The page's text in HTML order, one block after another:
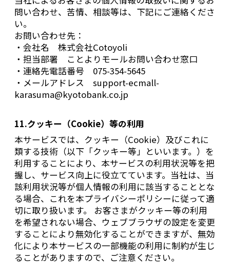
問い合わせ、苦情、相談等は、下記にご連絡くださ
い。
お問い合わせ先：
・会社名 株式会社Cotoyoli
・担当部署 ことよりモールお問い合わせ窓口
・連絡先電話番号 075-354-5645
・メールアドレス support-ecmall-
karasuma@kyotobank.co.jp
11.クッキー（Cookie）等の利用
本サービスでは、クッキー（Cookie）及びこれに
類する技術（以下「クッキー等」といいます。）を
利用することにより、本サービスの利用状況等を把
握し、サービス向上に役立てています。当社は、当
該利用状況等が個人情報の利用に該当することとな
る場合、これを本プライバシーポリシーに従って適
切に取り扱います。 お客さまがクッキー等の利用
を希望されない場合、ウェブブラウザの設定を変更
することにより無効化することができますが、無効
化により本サービスの一部機能の利用に制約が生じ
ることがありますので、ご注意ください。